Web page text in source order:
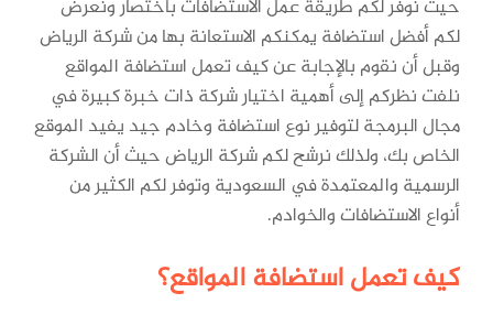
حيث نوفر لكم طريقة عمل الاستضافات باختصار ونعرض
لكم أفضل استضافة يمكنكم الاستعانة بها من شركة الرياض
وقبل أن نقوم بالإجابة عن كيف تعمل استضافة المواقع
نلفت نظركم إلى أهمية اختيار شركة ذات خبرة كبيرة في
مجال البرمجة لتوفير نوع استضافة وخادم جيد يفيد الموقع
الخاص بك، ولذلك نرشح لكم شركة الرياض حيث أن الشركة
الرسمية والمعتمدة في السعودية وتوفر لكم الكثير من
أنواع الاستضافات والخوادم.
كيف تعمل استضافة المواقع؟